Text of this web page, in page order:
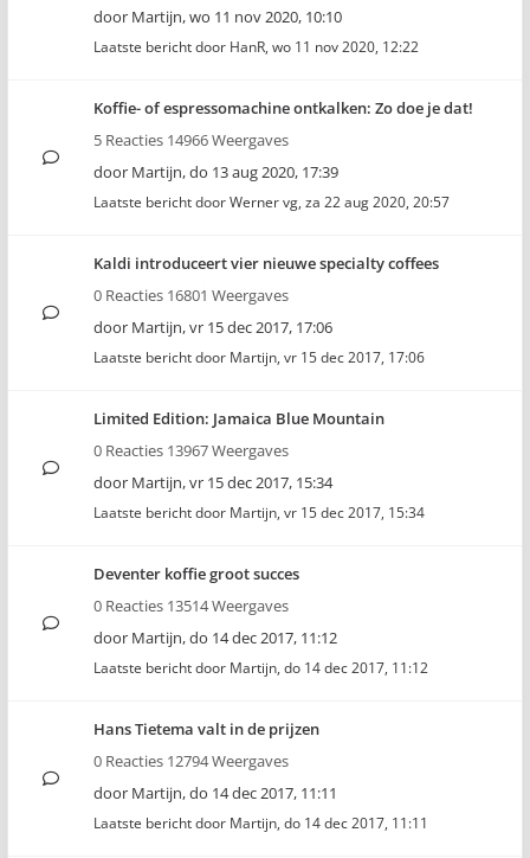
door Martijn,wo 11 nov 2020, 10:10
Laatste bericht door HanR, wo 11 nov 2020, 12:22
Koffie- of espressomachine ontkalken: Zo doe je dat!
5 Reacties 14966 Weergaves
door Martijn,do 13 aug 2020, 17:39
Laatste bericht doorWerner vg, za 22 aug 2020, 20:57
Kaldi introduceert vier nieuwe specialty coffees
0 Reacties 16801 Weergaves
door Martijn,vr 15 dec 2017, 17:06
Laatste bericht door Martijn, vr 15 dec 2017, 17:06
Limited Edition: Jamaica Blue Mountain
0 Reacties 13967 Weergaves
door Martijn,vr 15 dec 2017, 15:34
Laatste bericht door Martijn, vr 15 dec 2017, 15:34
Deventer koffie groot succes
0 Reacties 13514 Weergaves
door Martijn,do 14 dec 2017, 11:12
Laatste bericht door Martijn, do 14 dec 2017, 11:12
Hans Tietema valt in de prijzen
0 Reacties 12794 Weergaves
door Martijn,do 14 dec 2017, 11:11
Laatste bericht door Martijn, do 14 dec 2017, 11:11